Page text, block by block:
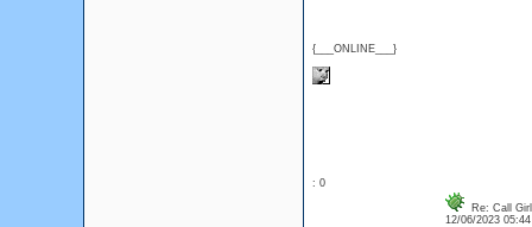
{___ONLINE___}
: 0
Re: Call
12/06/2023